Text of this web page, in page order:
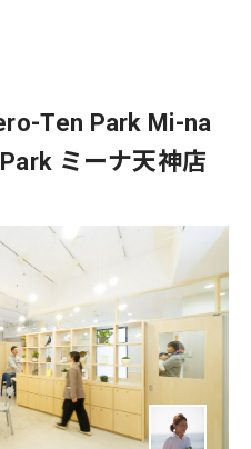
Ten Park Mi-na
ミーナ天神店